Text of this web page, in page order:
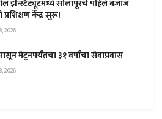
इन्स्टिट्यूटमध्ये सोलापूरचे पहिले बजाज
प्रशिक्षण केंद्र सुरू!
2026
मेट्रनपर्यंतचा ३१ वर्षांचा सेवाप्रवास
2026